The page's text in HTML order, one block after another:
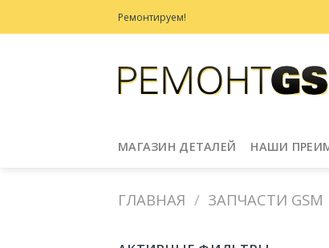
to
Ремонтируем!
МАГАЗИН ДЕТАЛЕЙ НАШИ
ГЛАВНАЯ / ЗАПЧАСТИ GSM